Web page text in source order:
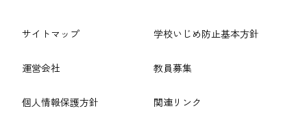
サイトマップ
運営会社
個人情報保護方針
学校いじめ防止基本方針
教員募集
関連リンク